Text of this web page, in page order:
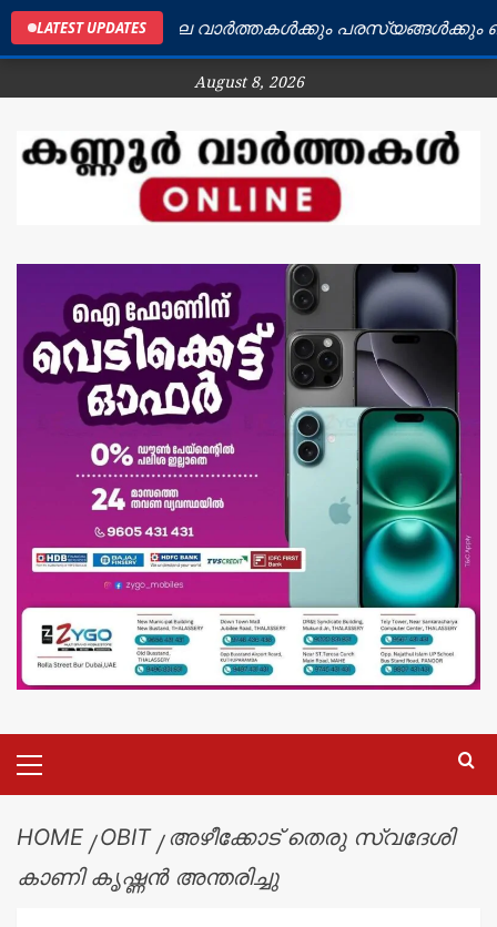
LATEST UPDATES
ജില്ലയിലെ വാർത്തകൾക്കും പരസ്യങ്ങൾക്കും
August 8, 2026
HOME OBIT
അഴീക്കോട് തെരു സ്വദേശി
കാണി കൃഷ്ണൻ അന്തരിച്ചു